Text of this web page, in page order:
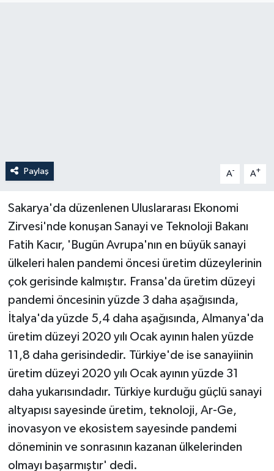
Paylaş A- A+
Sakarya'da düzenlenen Uluslararası Ekonomi
Zirvesi'nde konuşan Sanayi ve Teknoloji Bakanı
Fatih Kacır, 'Bugün Avrupa'nın en büyük sanayi
ülkeleri halen pandemi öncesi üretim düzeylerinin
çok gerisinde kalmıştır. Fransa'da üretim düzeyi
pandemi öncesinin yüzde 3 daha aşağısında,
İtalya'da yüzde 5,4 daha aşağısında, Almanya'da
üretim düzeyi 2020 yılı Ocak ayının halen yüzde
11,8 daha gerisindedir. Türkiye'de ise sanayiinin
üretim düzeyi 2020 yılı Ocak ayının yüzde 31
daha yukarısındadır. Türkiye kurduğu güçlü sanayi
altyapısı sayesinde üretim, teknoloji, Ar-Ge,
inovasyon ve ekosistem sayesinde pandemi
döneminin ve sonrasının kazanan ülkelerinden
olmayı başarmıştır' dedi.